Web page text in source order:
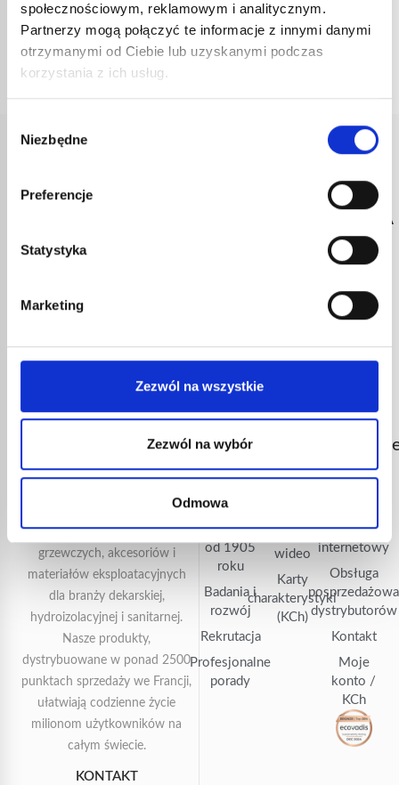
społecznościowym, reklamowym i analitycznym.
Partnerzy mogą połączyć te informacje z innymi danymi
otrzymanymi od Ciebie lub uzyskanymi podczas
korzystania z ich usług.
zgody
Niezbędne
Preferencje
Statystyka
Marketing
Zezwól na wszystkie
Zezwól na wybór
Odmowa
SZYBKA
wysyłane w
roboczych ze
czasie
2-LETNIA
GWARANCJA
Wszystkie
nasze produkty
oficjalną
gwarancją
Guilbert
Express projektuje, produkuje i
sprzedaje gamę narzędzi
grzewczych, akcesoriów i
materiałów eksploatacyjnych
dla branży dekarskiej,
hydroizolacyjnej i sanitarnej.
Nasze produkty,
dystrybuowane w ponad 2500
punktach sprzedaży we Francji,
ułatwiają codzienne życie
milionom użytkowników na
całym świecie.
KONTAKT
Guilbert
Express
specjalistyczna
Express
od 1905
roku
Badania i
rozwój
Rekrutacja
Profesjonalne
porady
Dokumentacja
wideo
Karty
charakterystyki
(KCh)
linki
Sklep
internetowy
Obsługa
posprzedażowa
dystrybutorów
Kontakt
Moje
konto /
KCh